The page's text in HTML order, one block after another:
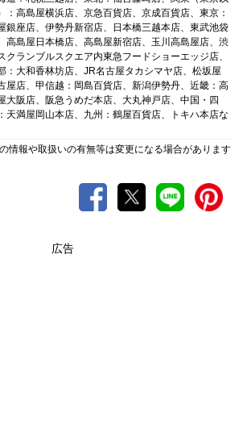
：高島屋横浜店、京急百貨店、京成百貨店、東京：
銀座店、伊勢丹新宿店、日本橋三越本店、東武池袋
高島屋日本橋店、高島屋新宿店、玉川高島屋店、渋
クランブルスクエア内東急フードショーエッジ店、
：大和香林坊店、JR名古屋タカシマヤ店、松坂屋
屋店、甲信越：岡島百貨店、新潟伊勢丹、近畿：高
大阪店、阪急うめだ本店、大丸神戸店、中国・四
天満屋岡山本店、九州：鶴屋百貨店、トキハ本店な
情報や取扱いの有無等は変更になる場合があります
広告